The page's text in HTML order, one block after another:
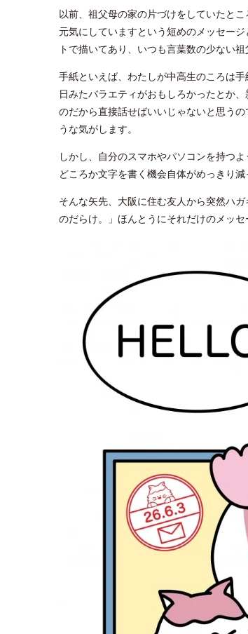
以前、祖父母の家の片づけをしていたと
元気にしていますという短めのメッセー
トで描いてあり、いつも言葉数の少ない
手紙といえば、わたしが中高生のころは
日みたバラエティがおもしろかったとか
のだから直接話せばいいじゃないと思う
うな気がします。
しかし、自分のスマホやパソコンを持つ
どころか文字を書く機会自体がめっきり減
そんな矢先、大阪に住む友人から突然ハ
のだらけ。」ほんとうにそれだけのメッ